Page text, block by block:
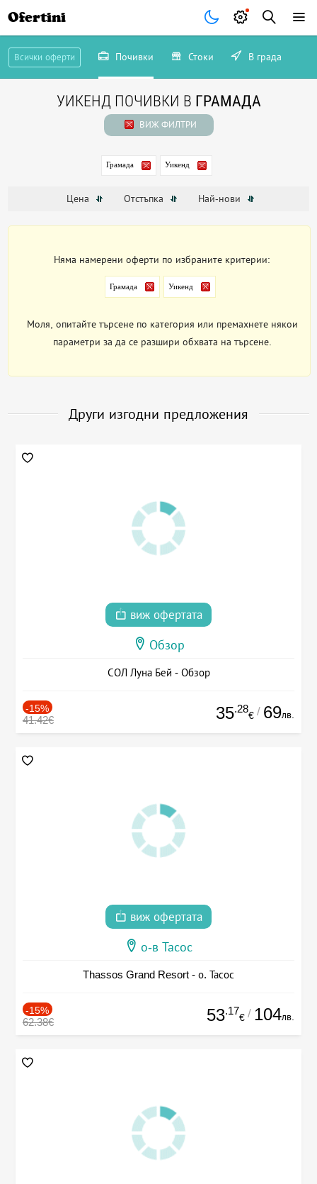
Ofertini
Всички оферти Почивки Стоки В града
УИКЕНД ПОЧИВКИ В ГРАМАДА
ВИЖ ФИЛТРИ
Грамада Уикенд
Цена Отстъпка Най-нови
Няма намерени оферти по избраните критерии:
Грамада Уикенд
Моля, опитайте търсене по категория или премахнете някои
параметри за да се разшири обхвата на търсене.
Други изгодни предложения
виж офертата
Обзор
СОЛ Луна Бей - Обзор
-15%
41.42€ 35.28
€ / 69лв.
виж офертата
о-в Тасос
Thassos Grand Resort - о. Тасос
-15%
62.38€ 53.17
€ / 104лв.